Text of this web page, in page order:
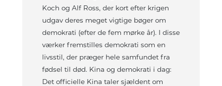
Koch og Alf Ross, der kort efter krigen
udgav deres meget vigtige bøger om
demokrati (efter de fem mørke år). I disse
værker fremstilles demokrati som en
livsstil, der præger hele samfundet fra
fødsel til død. Kina og demokrati i dag:
Det officielle Kina taler sjældent om